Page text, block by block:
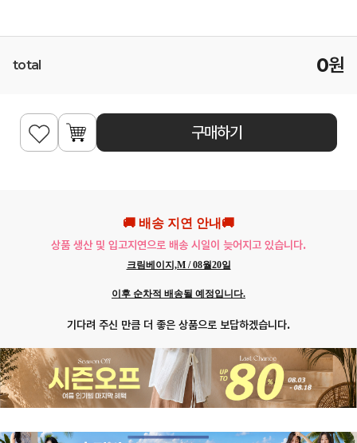
total 0원
구매하기
🚚 배송 지연 안내🚚
상품 생산 및 입고지연으로 배송 시일이 늦어지고 있습니다.
크림베이지,M / 08월20일
이후 순차적 배송될 예정입니다.
기다려 주신 만큼 더 좋은 상품으로 보답하겠습니다.